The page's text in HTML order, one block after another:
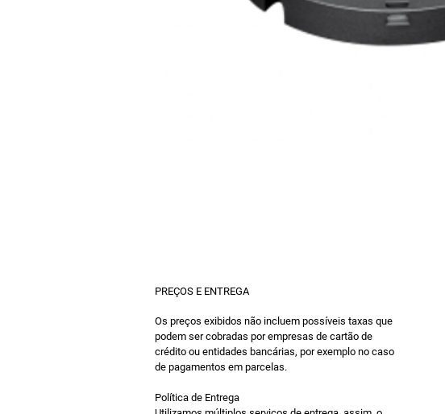
PREÇOS E ENTREGA
Os preços exibidos não incluem possíveis taxas que
podem ser cobradas por empresas de cartão de
crédito ou entidades bancárias, por exemplo no caso
de pagamentos em parcelas.
Política de Entrega